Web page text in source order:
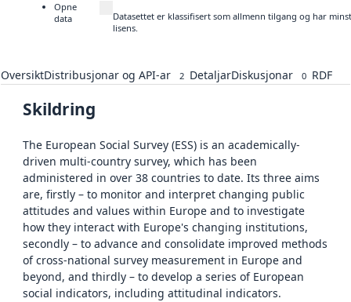
Opne
data
Datasettet er klassifisert som allmenn tilgang og har
lisens.
OversiktDistribusjonar og API-ar 2 DetaljarDiskusjonar 0 RDF
Skildring
The European Social Survey (ESS) is an academically-
driven multi-country survey, which has been
administered in over 38 countries to date. Its three aims
are, firstly – to monitor and interpret changing public
attitudes and values within Europe and to investigate
how they interact with Europe's changing institutions,
secondly – to advance and consolidate improved methods
of cross-national survey measurement in Europe and
beyond, and thirdly – to develop a series of European
social indicators, including attitudinal indicators.